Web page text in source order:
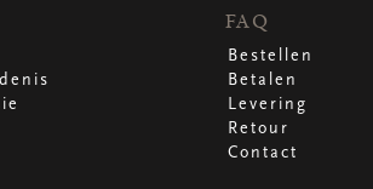
FAQ
Bestellen
Betalen
Levering
Retour
Contact